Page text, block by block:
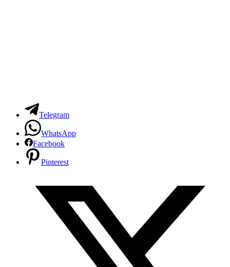
Telegram
WhatsApp
Facebook
Pinterest